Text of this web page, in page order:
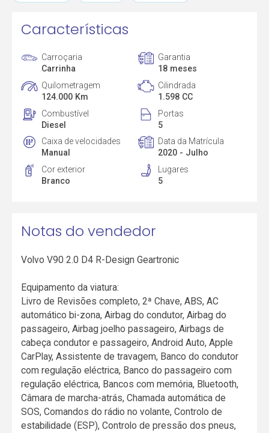
Características
Carroçaria
Carrinha
Garantia
18 meses
Quilometragem
124.000 Km
Cilindrada
1.598 CC
Combustível
Diesel
Portas
5
Caixa de velocidades
Manual
Data da Matrícula
2020 - Julho
Cor exterior
Branco
Lugares
5
Notas do vendedor
Volvo V90 2.0 D4 R-Design Geartronic
Equipamento da viatura:
Livro de Revisões completo, 2ª Chave, ABS, AC
automático bi-zona, Airbag do condutor, Airbag do
passageiro, Airbag joelho passageiro, Airbags de
cabeça condutor e passageiro, Android Auto, Apple
CarPlay, Assistente de travagem, Banco do condutor
com regulação eléctrica, Banco do passageiro com
regulação eléctrica, Bancos com memória, Bluetooth,
Câmara de marcha-atrás, Chamada automática de
SOS, Comandos do rádio no volante, Controlo de
estabilidade (ESP), Controlo de pressão dos pneus,